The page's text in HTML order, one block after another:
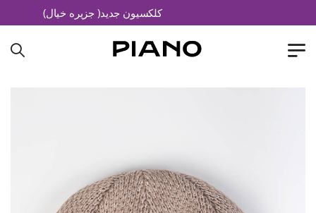
کلکسیون جدید( جزیره خیال)